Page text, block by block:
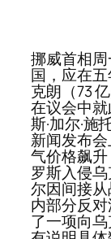
挪威首相
国，应在
克朗（73
在议会中
斯·加尔·
新闻发布
气价格飙
罗斯入侵
尔因间接
内部分反
了一项向